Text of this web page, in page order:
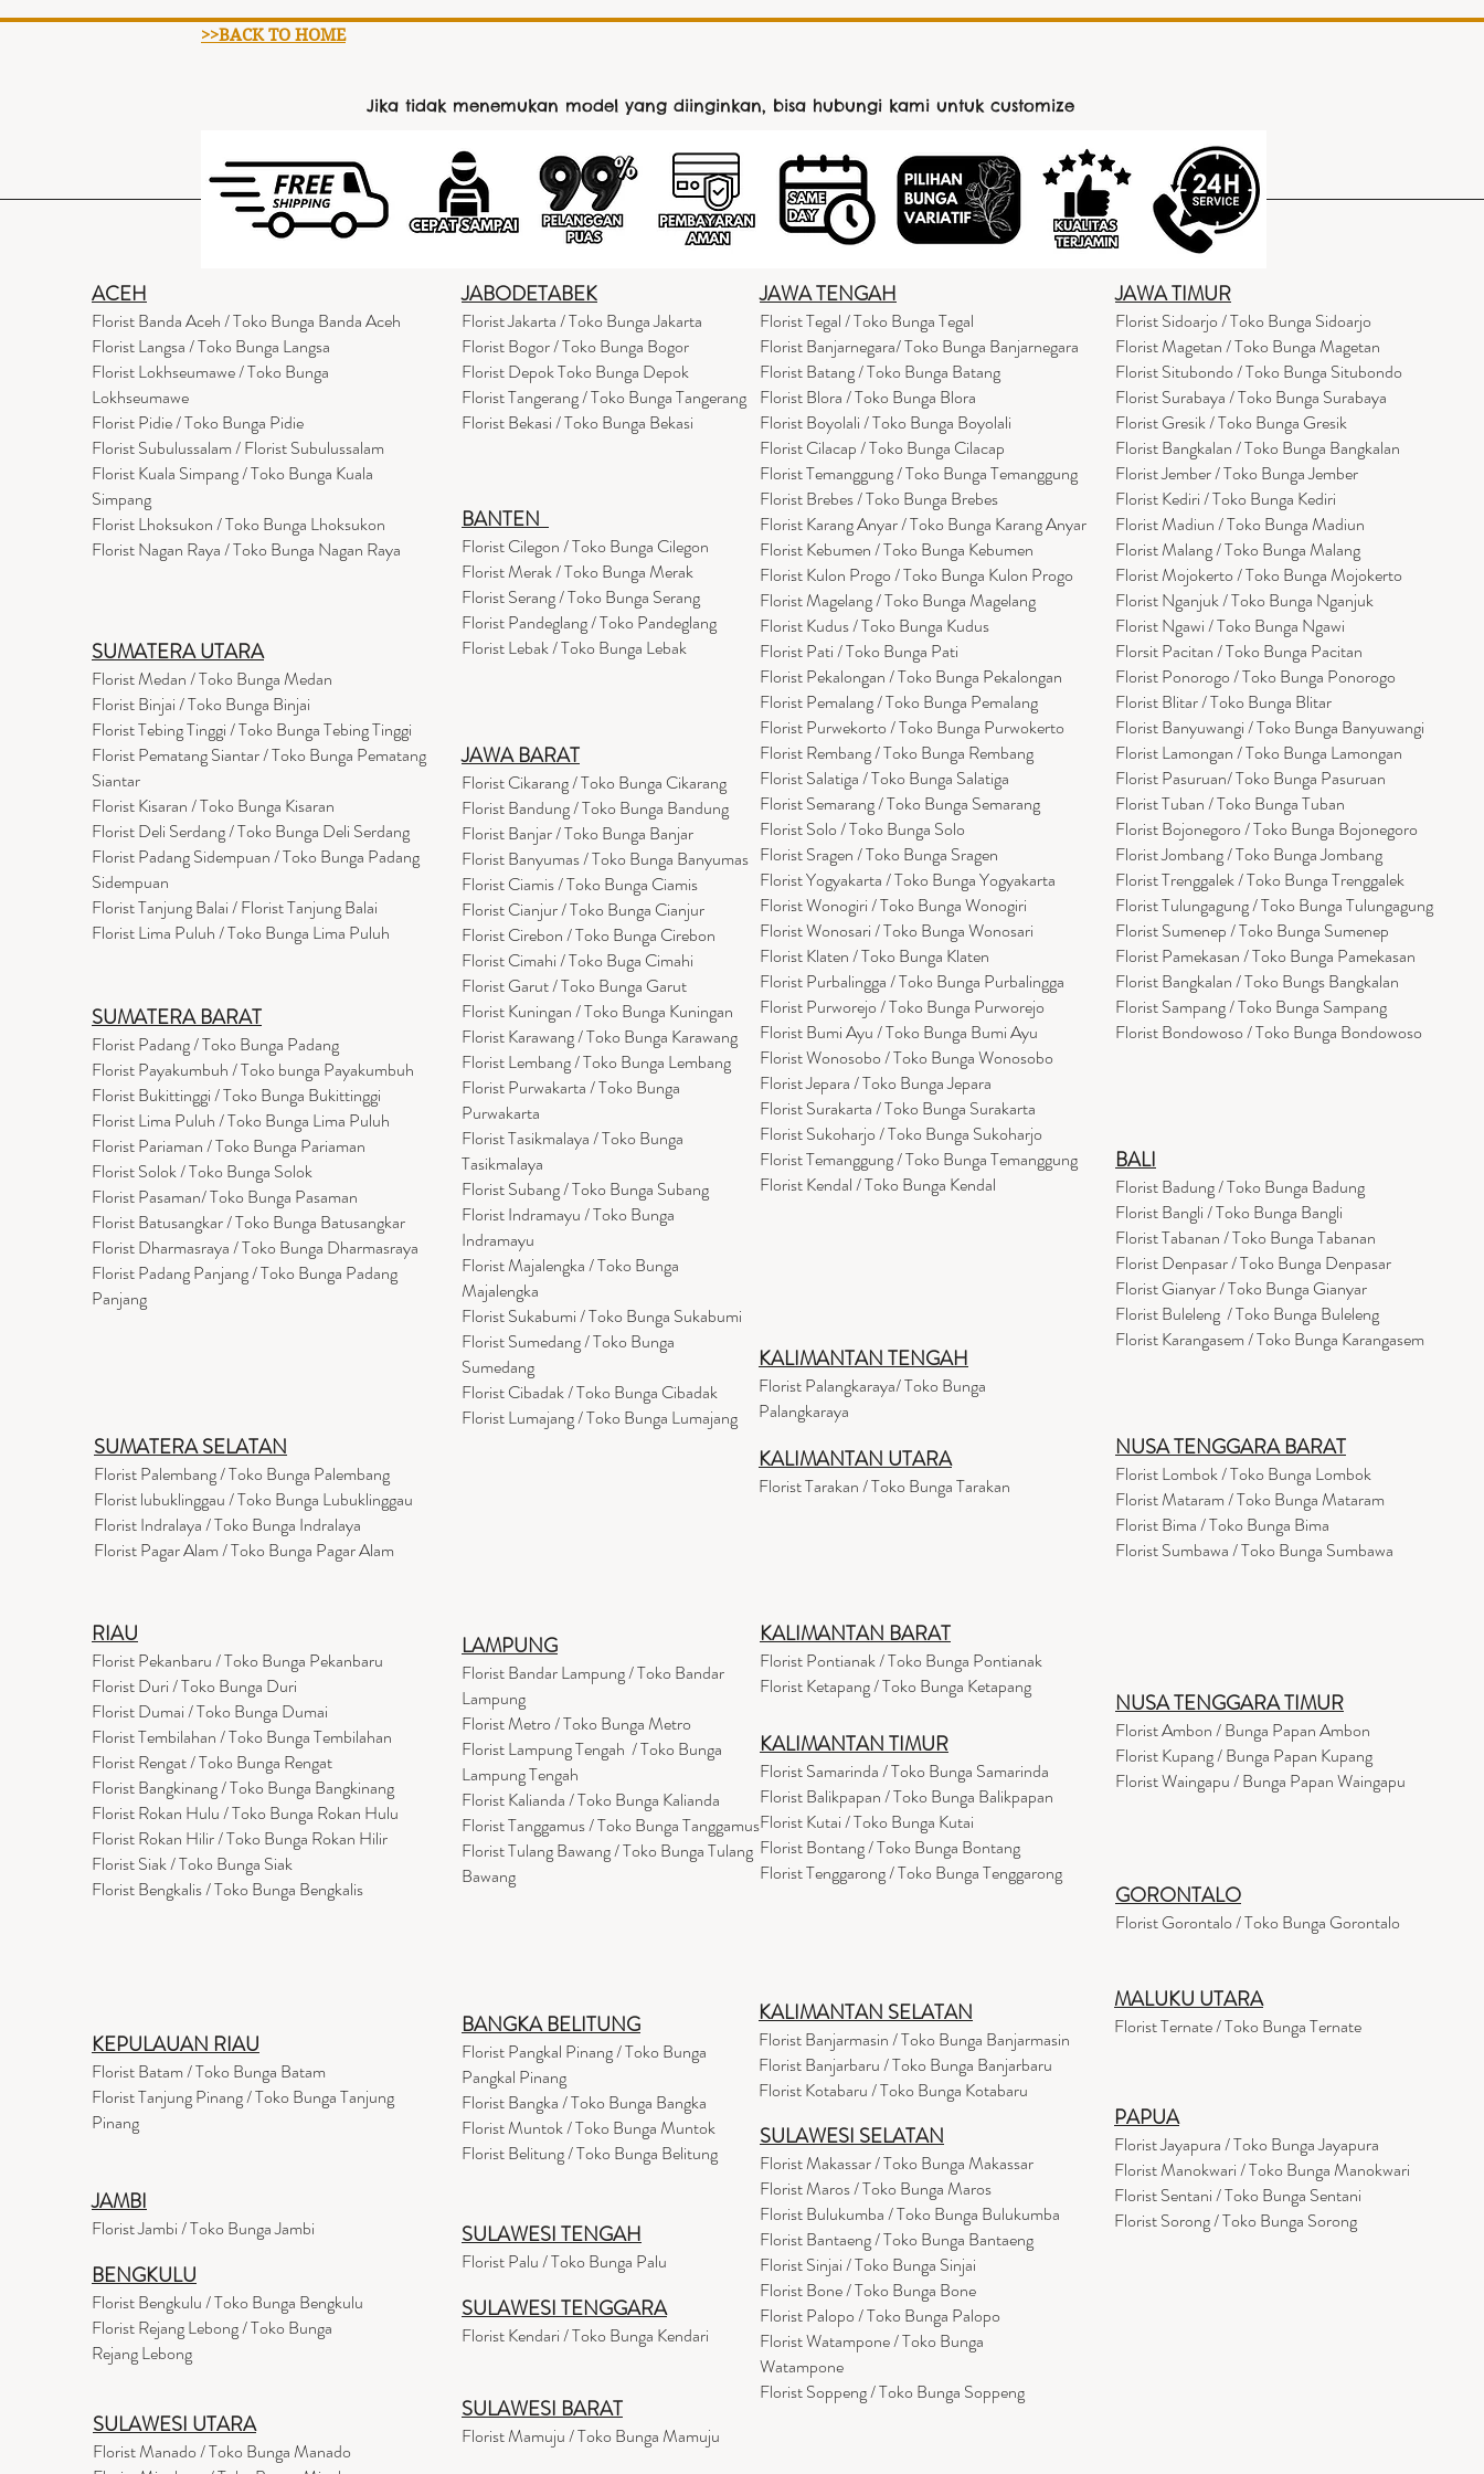
>>BACK TO HOME
Jika tidak menemukan model yang diinginkan, bisa hubungi kami untuk customize
ACEH
Florist Banda Aceh / Toko Bunga Banda Aceh
Florist Langsa / Toko Bunga Langsa
Florist Lokhseumawe / Toko Bunga
Lokhseumawe
Florist Pidie / Toko Bunga Pidie
Florist Subulussalam / Florist Subulussalam
Florist Kuala Simpang / Toko Bunga Kuala
Simpang
Florist Lhoksukon / Toko Bunga Lhoksukon
Florist Nagan Raya / Toko Bunga Nagan Raya
SUMATERA UTARA
Florist Medan / Toko Bunga Medan
Florist Binjai / Toko Bunga Binjai
Florist Tebing Tinggi / Toko Bunga Tebing Tinggi
Florist Pematang Siantar / Toko Bunga Pematang
Siantar
Florist Kisaran / Toko Bunga Kisaran
Florist Deli Serdang / Toko Bunga Deli Serdang
Florist Padang Sidempuan / Toko Bunga Padang
Sidempuan
Florist Tanjung Balai / Florist Tanjung Balai
Florist Lima Puluh / Toko Bunga Lima Puluh
SUMATERA BARAT
Florist Padang / Toko Bunga Padang
Florist Payakumbuh / Toko bunga Payakumbuh
Florist Bukittinggi / Toko Bunga Bukittinggi
Florist Lima Puluh / Toko Bunga Lima Puluh
Florist Pariaman / Toko Bunga Pariaman
Florist Solok / Toko Bunga Solok
Florist Pasaman/ Toko Bunga Pasaman
Florist Batusangkar / Toko Bunga Batusangkar
Florist Dharmasraya / Toko Bunga Dharmasraya
Florist Padang Panjang / Toko Bunga Padang
Panjang
SUMATERA SELATAN
Florist Palembang / Toko Bunga Palembang
Florist lubuklinggau / Toko Bunga Lubuklinggau
Florist Indralaya / Toko Bunga Indralaya
Florist Pagar Alam / Toko Bunga Pagar Alam
JABODETABEK
Florist Jakarta / Toko Bunga Jakarta
Florist Bogor / Toko Bunga Bogor
Florist Depok Toko Bunga Depok
Florist Tangerang / Toko Bunga Tangerang
Florist Bekasi / Toko Bunga Bekasi
BANTEN
Florist Cilegon / Toko Bunga Cilegon
Florist Merak / Toko Bunga Merak
Florist Serang / Toko Bunga Serang
Florist Pandeglang / Toko Pandeglang
Florist Lebak / Toko Bunga Lebak
JAWA BARAT
Florist Cikarang/ Toko Bunga Cikarang
Florist Bandung / Toko Bunga Bandung
Florist Banjar / Toko Bunga Banjar
Florist Banyumas / Toko Bunga Banyumas
Florist Ciamis / Toko Bunga Ciamis
Florist Cianjur / Toko Bunga Cianjur
Florist Cirebon / Toko Bunga Cirebon
Florist Cimahi / Toko Buga Cimahi
Florist Garut / Toko Bunga Garut
Florist Kuningan / Toko Bunga Kuningan
Florist Karawang / Toko Bunga Karawang
Florist Lembang / Toko Bunga Lembang
Florist Purwakarta / Toko Bunga
Purwakarta
Florist Tasikmalaya / Toko Bunga
Tasikmalaya
Florist Subang / Toko Bunga Subang
Florist Indramayu / Toko Bunga
Indramayu
Florist Majalengka / Toko Bunga
Majalengka
Florist Sukabumi / Toko Bunga Sukabumi
Florist Sumedang / Toko Bunga
Sumedang
Florist Cibadak / Toko Bunga Cibadak
Florist Lumajang / Toko Bunga Lumajang
JAWA TENGAH
Florist Tegal / Toko Bunga Tegal
Florist Banjarnegara/ Toko Bunga Banjarnegara
Florist Batang / Toko Bunga Batang
Florist Blora / Toko Bunga Blora
Florist Boyolali / Toko Bunga Boyolali
Florist Cilacap / Toko Bunga Cilacap
Florist Temanggung / Toko Bunga Temanggung
Florist Brebes / Toko Bunga Brebes
Florist Karang Anyar / Toko Bunga Karang Anyar
Florist Kebumen / Toko Bunga Kebumen
Florist Kulon Progo / Toko Bunga Kulon Progo
Florist Magelang / Toko Bunga Magelang
Florist Kudus / Toko Bunga Kudus
Florist Pati / Toko Bunga Pati
Florist Pekalongan / Toko Bunga Pekalongan
Florist Pemalang / Toko Bunga Pemalang
Florist Purwekorto / Toko Bunga Purwokerto
Florist Rembang / Toko Bunga Rembang
Florist Salatiga / Toko Bunga Salatiga
Florist Semarang / Toko Bunga Semarang
Florist Solo / Toko Bunga Solo
Florist Sragen / Toko Bunga Sragen
Florist Yogyakarta / Toko Bunga Yogyakarta
Florist Wonogiri / Toko Bunga Wonogiri
Florist Wonosari / Toko Bunga Wonosari
Florist Klaten / Toko Bunga Klaten
Florist Purbalingga / Toko Bunga Purbalingga
Florist Purworejo / Toko Bunga Purworejo
Florist Bumi Ayu / Toko Bunga Bumi Ayu
Florist Wonosobo / Toko Bunga Wonosobo
Florist Jepara / Toko Bunga Jepara
Florist Surakarta / Toko Bunga Surakarta
Florist Sukoharjo / Toko Bunga Sukoharjo
Florist Temanggung / Toko Bunga Temanggung
Florist Kendal / Toko Bunga Kendal
KALIMANTAN TENGAH
Florist Palangkaraya/ Toko Bunga
Palangkaraya
KALIMANTAN UTARA
Florist Tarakan / Toko Bunga Tarakan
JAWA TIMUR
Florist Sidoarjo / Toko Bunga Sidoarjo
Florist Magetan / Toko Bunga Magetan
Florist Situbondo / Toko Bunga Situbondo
Florist Surabaya / Toko Bunga Surabaya
Florist Gresik / Toko Bunga Gresik
FloristBangkalan / Toko Bunga Bangkalan
Florist Jember / Toko Bunga Jember
Florist Kediri / Toko Bunga Kediri
Florist Madiun / Toko Bunga Madiun
Florist Malang / Toko Bunga Malang
Florist Mojokerto / Toko Bunga Mojokerto
Florist Nganjuk / Toko Bunga Nganjuk
Florist Ngawi /Toko Bunga Ngawi
Florsit Pacitan / Toko Bunga Pacitan
Florist Ponorogo / Toko Bunga Ponorogo
Florist Blitar / Toko Bunga Blitar
Florist Banyuwangi / Toko Bunga Banyuwangi
Florist Lamongan / Toko Bunga Lamongan
Florist Pasuruan/ Toko Bunga Pasuruan
Florist Tuban / Toko Bunga Tuban
Florist Bojonegoro / Toko Bunga Bojonegoro
Florist Jombang / Toko Bunga Jombang
Florist Trenggalek / Toko Bunga Trenggalek
Florist Tulungagung / Toko Bunga Tulungagung
Florist Sumenep / Toko Bunga Sumenep
Florist Pamekasan / Toko Bunga Pamekasan
Florist Bangkalan / Toko Bungs Bangkalan
Florist Sampang / Toko Bunga Sampang
Florist Bondowoso / Toko Bunga Bondowoso
BALI
Florist Badung / Toko Bunga Badung
Florist Bangli / Toko Bunga Bangli
FloristTabanan/ Toko Bunga Tabanan
Florist Denpasar / Toko Bunga Denpasar
Florist Gianyar / Toko Bunga Gianyar
Florist Buleleng / Toko Bunga Buleleng
Florist Karangasem / Toko Bunga Karangasem
NUSA TENGGARA BARAT
Florist Lombok / Toko Bunga Lombok
FloristMataram/ Toko Bunga Mataram
Florist Bima / Toko Bunga Bima
Florist Sumbawa / Toko Bunga Sumbawa
RIAU
Florist Pekanbaru / Toko Bunga Pekanbaru
Florist Duri / Toko Bunga Duri
Florist Dumai / Toko Bunga Dumai
Florist Tembilahan / Toko Bunga Tembilahan
Florist Rengat / Toko Bunga Rengat
Florist Bangkinang / Toko Bunga Bangkinang
Florist Rokan Hulu / Toko Bunga Rokan Hulu
Florist Rokan Hilir / Toko Bunga Rokan Hilir
Florist Siak / Toko Bunga Siak
Florist Bengkalis / Toko Bunga Bengkalis
LAMPUNG
Florist Bandar Lampung / Toko Bandar
Lampung
Florist Metro / Toko Bunga Metro
Florist Lampung Tengah / Toko Bunga
Lampung Tengah
Florist Kalianda / Toko Bunga Kalianda
Florist Tanggamus / Toko Bunga Tanggamus
Florist Tulang Bawang / Toko Bunga Tulang
Bawang
KALIMANTAN BARAT
Florist Pontianak / Toko Bunga Pontianak
Florist Ketapang / Toko Bunga Ketapang
KALIMANTAN TIMUR
Florist Samarinda / Toko Bunga Samarinda
Florist Balikpapan / Toko Bunga Balikpapan
Florist Kutai / Toko Bunga Kutai
Florist Bontang / Toko Bunga Bontang
Florist Tenggarong / Toko Bunga Tenggarong
NUSA TENGGARA TIMUR
Florist Ambon / Bunga Papan Ambon
Florist Kupang / Bunga Papan Kupang
Florist Waingapu / Bunga Papan Waingapu
GORONTALO
Florist Gorontalo / Toko Bunga Gorontalo
KEPULAUAN RIAU
Florist Batam / Toko Bunga Batam
Florist Tanjung Pinang / Toko Bunga Tanjung
Pinang
JAMBI
Florist Jambi / Toko Bunga Jambi
BENGKULU
Florist Bengkulu / Toko Bunga Bengkulu
Florist Rejang Lebong / Toko Bunga
Rejang Lebong
SULAWESI UTARA
Florist Manado / Toko Bunga Manado
KALIMANTAN SELATAN
Florist Banjarmasin/ Toko Bunga Banjarmasin
Florist Banjarbaru / Toko Bunga Banjarbaru
Florist Kotabaru / Toko Bunga Kotabaru
BANGKA BELITUNG
Florist Pangkal Pinang / Toko Bunga
Pangkal Pinang
Florist Bangka / Toko Bunga Bangka
Florist Muntok / Toko Bunga Muntok
Florist Belitung / Toko Bunga Belitung
SULAWESI TENGAH
Florist Palu / Toko Bunga Palu
SULAWESI TENGGARA
Florist Kendari / Toko Bunga Kendari
SULAWESI SELATAN
Florist Makassar / Toko Bunga Makassar
Florist Maros / Toko Bunga Maros
Florist Bulukumba / Toko Bunga Bulukumba
Florist Bantaeng / Toko Bunga Bantaeng
Florist Sinjai / Toko Bunga Sinjai
Florist Bone / Toko Bunga Bone
Florist Palopo / Toko Bunga Palopo
Florist Watampone / Toko Bunga
Watampone
Florist Soppeng / Toko Bunga Soppeng
SULAWESI BARAT
Florist Mamuju / Toko Bunga Mamuju
MALUKU UTARA
Florist Ternate / Toko Bunga Ternate
PAPUA
Florist Jayapura / Toko Bunga Jayapura
Florist Manokwari / Toko Bunga Manokwari
Florist Sentani / Toko Bunga Sentani
Florist Sorong / Toko Bunga Sorong